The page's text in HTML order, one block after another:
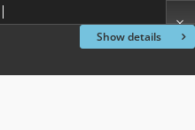
Show details